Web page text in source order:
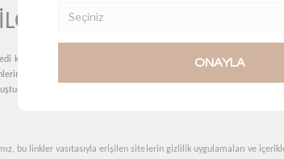
GÜVENLİĞİ
kart bilgileriniz firmamız tarafından gizlilik prensibine göre
bedeli karşılığında bize göndereceğiniz tarafınızdan onaylı
bu linkler vasıtasıyla erişilen sitelerin gizlilik uygulamaları ve
ONAYLA